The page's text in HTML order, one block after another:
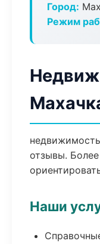
Город:
Режим
отзывы.
Наши